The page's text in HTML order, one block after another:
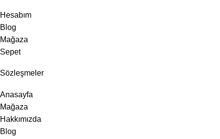
Hesabım
Blog
Mağaza
Sepet
Sözleşmeler
Anasayfa
Mağaza
Hakkımızda
Blog